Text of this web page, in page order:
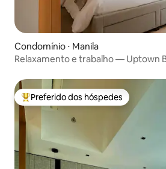
Condomínio ⋅ Manila
Relaxamento e trabalho — Uptown
Entre os melhores preferidos dos
Preferido dos hóspedes